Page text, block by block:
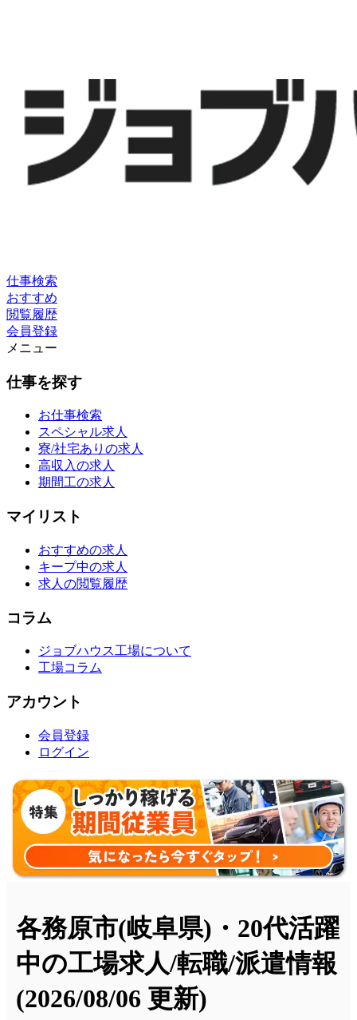
仕事検索
おすすめ
閲覧履歴
会員登録
メニュー
仕事を探す
お仕事検索
スペシャル求人
寮/社宅ありの求人
高収入の求人
期間工の求人
マイリスト
おすすめの求人
キープ中の求人
求人の閲覧履歴
コラム
ジョブハウス工場について
工場コラム
アカウント
会員登録
ログイン
各務原市(岐阜県)・20代活躍
中の工場求人/転職/派遣情報
(2026/08/06 更新)